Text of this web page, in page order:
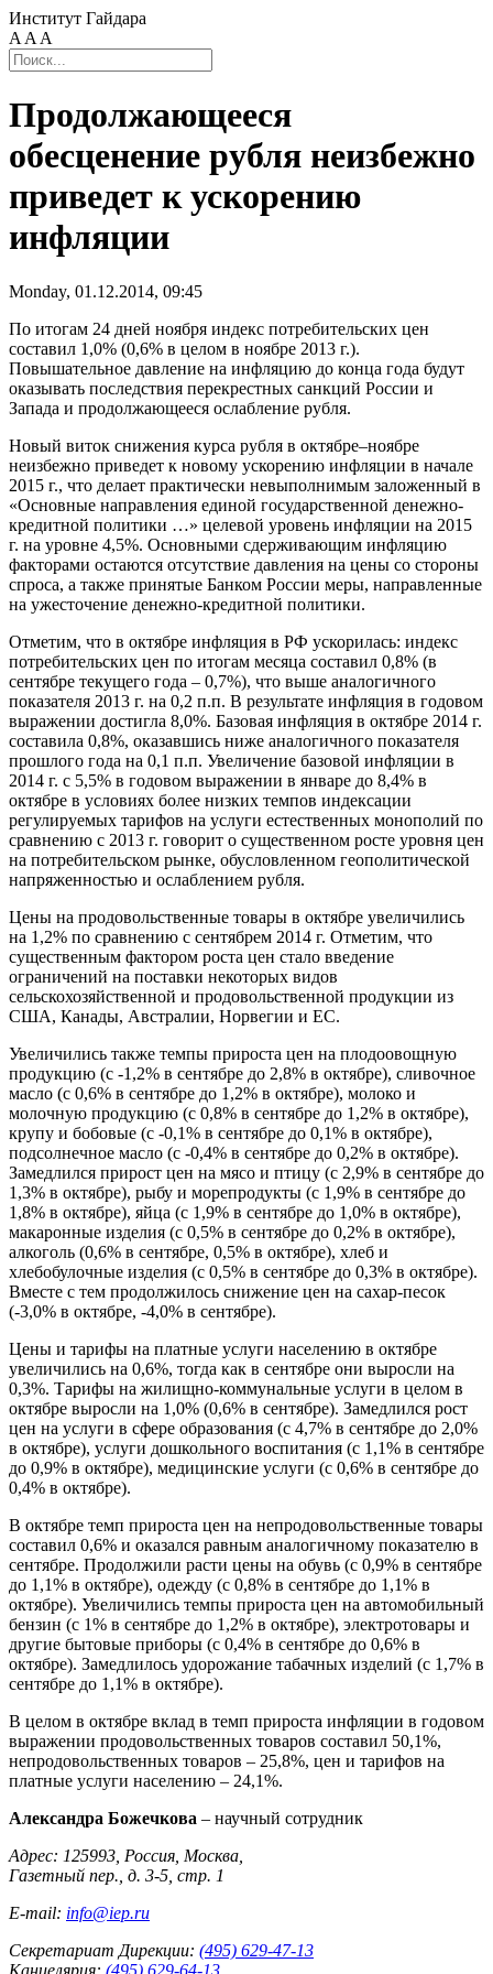
Институт Гайдара
A A A
Продолжающееся
обесценение рубля неизбежно
приведет к ускорению
инфляции
Monday, 01.12.2014, 09:45
По итогам 24 дней ноября индекс потребительских цен
составил 1,0% (0,6% в целом в ноябре 2013 г.).
Повышательное давление на инфляцию до конца года будут
оказывать последствия перекрестных санкций России и
Запада и продолжающееся ослабление рубля.
Новый виток снижения курса рубля в октябре–ноябре
неизбежно приведет к новому ускорению инфляции в начале
2015 г., что делает практически невыполнимым заложенный в
«Основные направления единой государственной денежно-
кредитной политики …» целевой уровень инфляции на 2015
г. на уровне 4,5%. Основными сдерживающим инфляцию
факторами остаются отсутствие давления на цены со стороны
спроса, а также принятые Банком России меры, направленные
на ужесточение денежно-кредитной политики.
Отметим, что в октябре инфляция в РФ ускорилась: индекс
потребительских цен по итогам месяца составил 0,8% (в
сентябре текущего года – 0,7%), что выше аналогичного
показателя 2013 г. на 0,2 п.п. В результате инфляция в годовом
выражении достигла 8,0%. Базовая инфляция в октябре 2014 г.
составила 0,8%, оказавшись ниже аналогичного показателя
прошлого года на 0,1 п.п. Увеличение базовой инфляции в
2014 г. с 5,5% в годовом выражении в январе до 8,4% в
октябре в условиях более низких темпов индексации
регулируемых тарифов на услуги естественных монополий по
сравнению с 2013 г. говорит о существенном росте уровня цен
на потребительском рынке, обусловленном геополитической
напряженностью и ослаблением рубля.
Цены на продовольственные товары в октябре увеличились
на 1,2% по сравнению с сентябрем 2014 г. Отметим, что
существенным фактором роста цен стало введение
ограничений на поставки некоторых видов
сельскохозяйственной и продовольственной продукции из
США, Канады, Австралии, Норвегии и ЕС.
Увеличились также темпы прироста цен на плодоовощную
продукцию (с -1,2% в сентябре до 2,8% в октябре), сливочное
масло (с 0,6% в сентябре до 1,2% в октябре), молоко и
молочную продукцию (с 0,8% в сентябре до 1,2% в октябре),
крупу и бобовые (с -0,1% в сентябре до 0,1% в октябре),
подсолнечное масло (с -0,4% в сентябре до 0,2% в октябре).
Замедлился прирост цен на мясо и птицу (с 2,9% в сентябре до
1,3% в октябре), рыбу и морепродукты (с 1,9% в сентябре до
1,8% в октябре), яйца (с 1,9% в сентябре до 1,0% в октябре),
макаронные изделия (с 0,5% в сентябре до 0,2% в октябре),
алкоголь (0,6% в сентябре, 0,5% в октябре), хлеб и
хлебобулочные изделия (с 0,5% в сентябре до 0,3% в октябре).
Вместе с тем продолжилось снижение цен на сахар-песок
(-3,0% в октябре, -4,0% в сентябре).
Цены и тарифы на платные услуги населению в октябре
увеличились на 0,6%, тогда как в сентябре они выросли на
0,3%. Тарифы на жилищно-коммунальные услуги в целом в
октябре выросли на 1,0% (0,6% в сентябре). Замедлился рост
цен на услуги в сфере образования (с 4,7% в сентябре до 2,0%
в октябре), услуги дошкольного воспитания (с 1,1% в сентябре
до 0,9% в октябре), медицинские услуги (с 0,6% в сентябре до
0,4% в октябре).
В октябре темп прироста цен на непродовольственные товары
составил 0,6% и оказался равным аналогичному показателю в
сентябре. Продолжили расти цены на обувь (с 0,9% в сентябре
до 1,1% в октябре), одежду (с 0,8% в сентябре до 1,1% в
октябре). Увеличились темпы прироста цен на автомобильный
бензин (с 1% в сентябре до 1,2% в октябре), электротовары и
другие бытовые приборы (с 0,4% в сентябре до 0,6% в
октябре). Замедлилось удорожание табачных изделий (с 1,7% в
сентябре до 1,1% в октябре).
В целом в октябре вклад в темп прироста инфляции в годовом
выражении продовольственных товаров составил 50,1%,
непродовольственных товаров – 25,8%, цен и тарифов на
платные услуги населению – 24,1%.
Александра Божечкова – научный сотрудник
Адрес: 125993, Россия, Москва,
Газетный пер., д. 3-5, стр. 1
E-mail: info@iep.ru
Секретариат Дирекции: (495) 629-47-13
Канцелярия: (495) 629-64-13